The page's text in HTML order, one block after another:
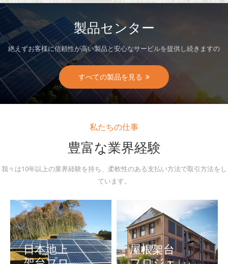
製品センター
絶えずお客様に信頼性が高い製品と安心なサービルを提供し続きますの
で、数多い施工業者、商社、EPCなどの取引先と長年提携しています。
すべての製品を見る
私たちの仕事
豊富な業界経験
我々は10年以上の業界経験を持ち、柔軟性のある支払い方法で取引方法をし
ています。
日本地上
屋根架台